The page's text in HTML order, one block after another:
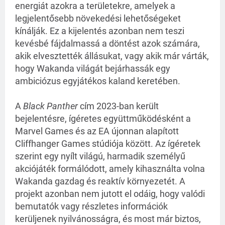
energiát azokra a területekre, amelyek a
legjelentősebb növekedési lehetőségeket
kínálják. Ez a kijelentés azonban nem teszi
kevésbé fájdalmassá a döntést azok számára,
akik elvesztették állásukat, vagy akik már várták,
hogy Wakanda világát bejárhassák egy
ambiciózus egyjátékos kaland keretében.
ABlack Panthercím 2023-ban került
bejelentésre, ígéretes együttműködésként a
Marvel Games és az EA újonnan alapított
Cliffhanger Games stúdiója között. Az ígéretek
szerint egy nyílt világú, harmadik személyű
akciójáték formálódott, amely kihasználta volna
Wakanda gazdag és reaktív környezetét. A
projekt azonban nem jutott el odáig, hogy valódi
bemutatók vagy részletes információk
kerüljenek nyilvánosságra, és most már biztos,